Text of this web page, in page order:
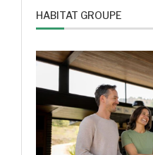
HABITAT GROUPE